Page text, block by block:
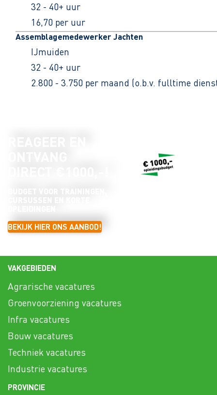
32 - 40+ uur
16,70 per uur
Assemblagemedewerker Jachten
IJmuiden
32 - 40+ uur
2.800 - 3.750 per maand (o.b.v. fulltime
BEKIJK HIER ONS AANBOD!
VAKGEBIEDEN
Agrarische vacatures
Groenvoorziening vacatures
Infra vacatures
Bouw vacatures
Techniek vacatures
Industrie vacatures
PROVINCIE